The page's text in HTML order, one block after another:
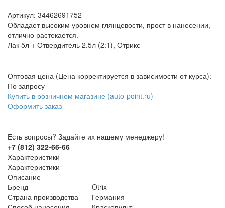
Артикул: 34462691752
Обладает высоким уровнем глянцевости, прост в нанесении,
отлично растекается.
Лак 5л + Отвердитель 2.5л (2:1), Отрикс
Оптовая цена (Цена корректируется в зависимости от курса):
По запросу
Купить в розничном магазине (auto-point.ru)
Оформить заказ
Есть вопросы? Задайте их нашему менеджеру!
+7 (812) 322-66-66
Характеристики
Характеристики
Описание
Бренд
Otrix
Страна производства
Германия